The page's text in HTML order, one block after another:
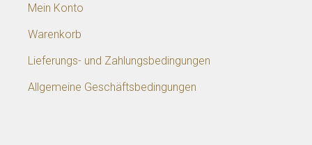
Mein Konto
Warenkorb
Lieferungs- und Zahlungsbedingungen
Allgemeine Geschäftsbedingungen